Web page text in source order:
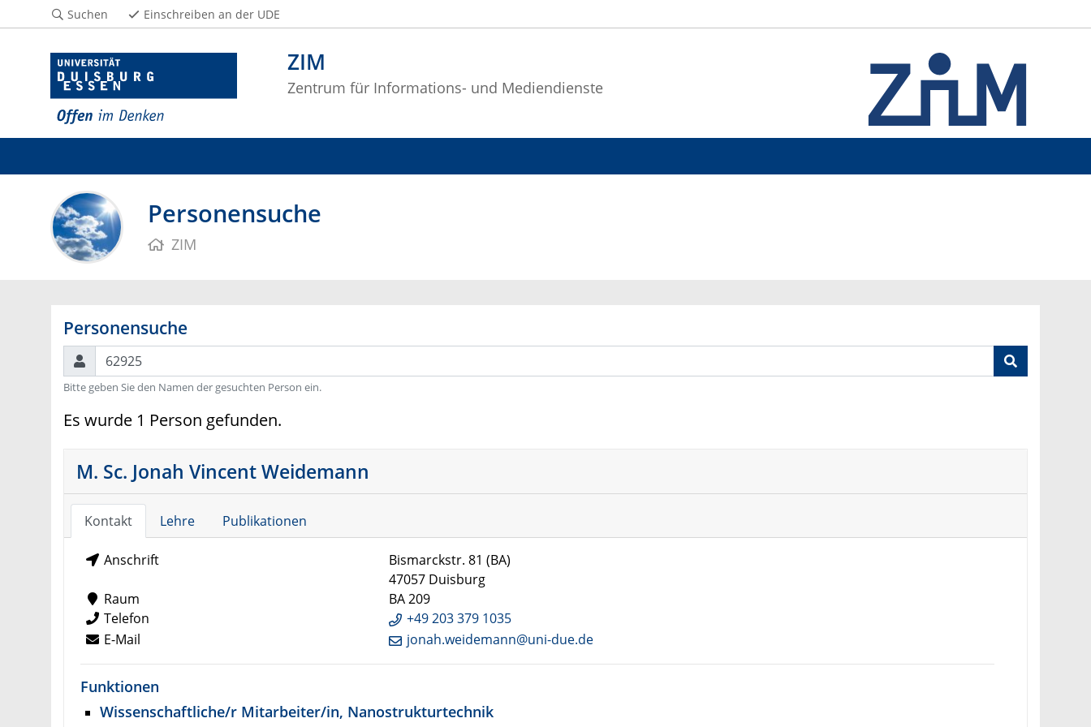
ZIM
Zentrum für Informations- und Mediendienste
Suchen Einschreiben an der UDE
Personensuche
ZIM
Personensuche
Suchen
Bitte geben Sie den Namen der gesuchten Person ein.
Es wurde 1 Person gefunden.
M. Sc. Jonah Vincent Weidemann
Kontakt Lehre Publikationen
Anschrift
Bismarckstr. 81 (BA)
47057 Duisburg
Raum
BA 209
Telefon
+49 203 379 1035
E-Mail
jonah.weidemann@uni-due.de
Funktionen
Wissenschaftliche/r Mitarbeiter/in, Nanostrukturtechnik